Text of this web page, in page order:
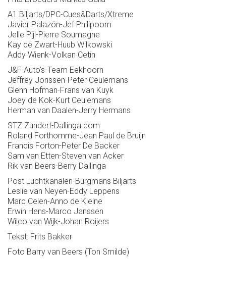
A1 Biljarts/DPC-Cues&Darts/Xtreme
Javier Palazón-Jef Philipoom
Jelle Pijl-Pierre Soumagne
Kay de Zwart-Huub Wilkowski
Addy Wienk-Volkan Cetin
J&F Auto's-Team Eekhoorn
Jeffrey Jorissen-Peter Ceulemans
Glenn Hofman-Frans van Kuyk
Joey de Kok-Kurt Ceulemans
Herman van Daalen-Jerry Hermans
STZ Zundert-Dallinga.com
Roland Forthomme-Jean Paul de Bruijn
Francis Forton-Peter De Backer
Sam van Etten-Steven van Acker
Rik van Beers-Berry Dallinga
Post Luchtkanalen-Burgmans Biljarts
Leslie van Neyen-Eddy Leppens
Marc Celen-Anno de Kleine
Erwin Hens-Marco Janssen
Wilco van Wijk-Johan Roijers
Tekst: Frits Bakker
Foto Barry van Beers (Ton Smilde)